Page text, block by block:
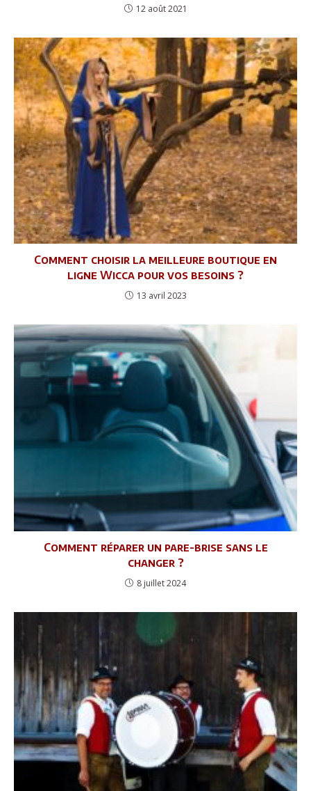
12 août 2021
Comment choisir la meilleure boutique en
ligne Wicca pour vos besoins ?
13 avril 2023
Comment réparer un pare-brise sans le
changer ?
8 juillet 2024